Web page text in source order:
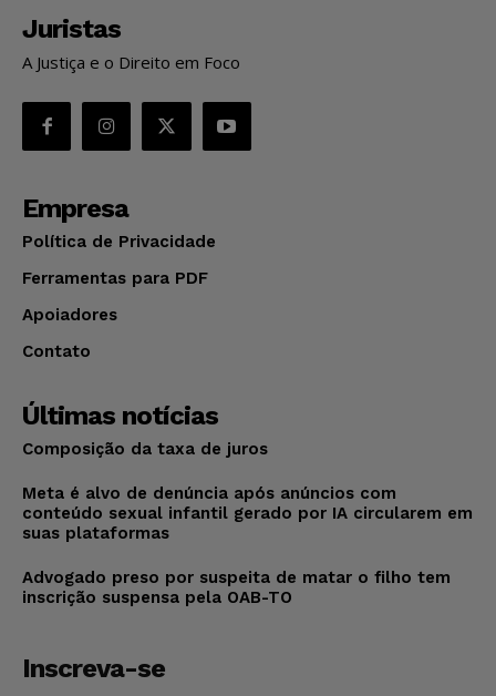
Juristas
A Justiça e o Direito em Foco
Empresa
Política de Privacidade
Ferramentas para PDF
Apoiadores
Contato
Últimas notícias
Composição da taxa de juros
Meta é alvo de denúncia após anúncios com
conteúdo sexual infantil gerado por IA circularem em
suas plataformas
Advogado preso por suspeita de matar o filho tem
inscrição suspensa pela OAB-TO
Inscreva-se